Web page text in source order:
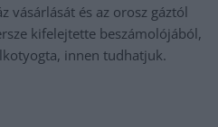
vásárlását és az orosz gáztól
kifelejtette beszámolójából,
innen tudhatjuk.